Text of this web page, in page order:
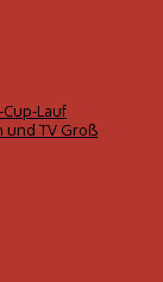
Lauf
und TV Groß